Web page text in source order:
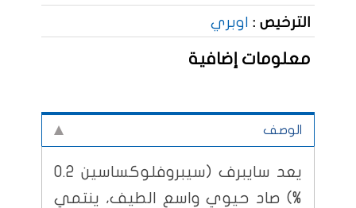
الترخيص : اوبري
معلومات إضافية
الوصف
يعد سايبرف (سيبروفلوكساسين 0.2
%) صاد حيوي واسع الطيف، ينتمي